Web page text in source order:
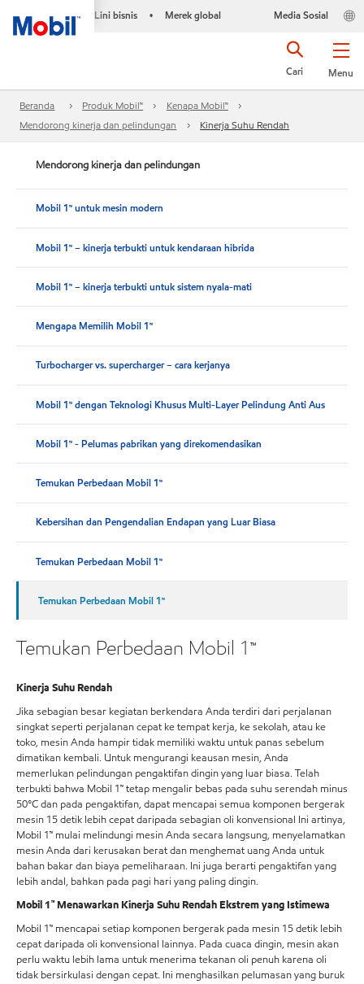
Lini bisnis • Merek global Media Sosial
Menu
Cari
Beranda Produk Mobil™
Kenapa Mobil™
Mendorong kinerja dan pelindungan
Kinerja Suhu Rendah
Mendorong kinerja dan pelindungan
Mobil 1™ untuk mesin modern
Mobil 1™ – kinerja terbukti untuk kendaraan hibrida
Mobil 1™ – kinerja terbukti untuk sistem nyala-mati
Mengapa Memilih Mobil 1™
Turbocharger vs. supercharger – cara kerjanya
Mobil 1™ dengan Teknologi Khusus Multi-Layer Pelindung Anti Aus
Mobil 1™ - Pelumas pabrikan yang direkomendasikan
Temukan Perbedaan Mobil 1™
Kebersihan dan Pengendalian Endapan yang Luar Biasa
Temukan Perbedaan Mobil 1™
Temukan Perbedaan Mobil 1™
Temukan Perbedaan Mobil 1™
Kinerja Suhu Rendah
Jika sebagian besar kegiatan berkendara Anda terdiri dari perjalanan
singkat seperti perjalanan cepat ke tempat kerja, ke sekolah, atau ke
toko, mesin Anda hampir tidak memiliki waktu untuk panas sebelum
dimatikan kembali. Untuk mengurangi keausan mesin, Anda
memerlukan pelindungan pengaktifan dingin yang luar biasa. Telah
terbukti bahwa Mobil 1™ tetap mengalir bebas pada suhu serendah minus
50°C dan pada pengaktifan, dapat mencapai semua komponen bergerak
mesin 15 detik lebih cepat daripada sebagian oli konvensional Ini artinya,
Mobil 1™ mulai melindungi mesin Anda secara langsung, menyelamatkan
mesin Anda dari kerusakan berat dan menghemat uang Anda untuk
bahan bakar dan biaya pemeliharaan. Ini juga berarti pengaktifan yang
lebih andal, bahkan pada pagi hari yang paling dingin.
Mobil 1™ Menawarkan Kinerja Suhu Rendah Ekstrem yang Istimewa
Mobil 1™ mencapai setiap komponen bergerak pada mesin 15 detik lebih
cepat daripada oli konvensional lainnya. Pada cuaca dingin, mesin akan
perlu waktu lebih lama untuk menerima tekanan oli penuh karena oli
tidak bersirkulasi dengan cepat. Ini menghasilkan pelumasan yang buruk